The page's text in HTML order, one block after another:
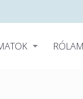
RÓLAM